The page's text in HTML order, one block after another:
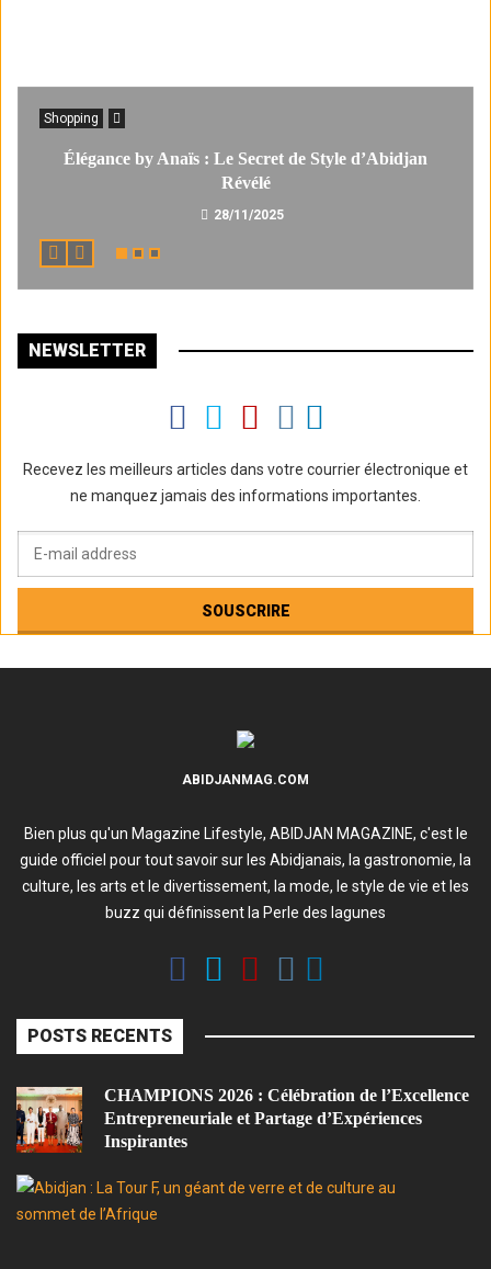
Shopping
Élégance by Anaïs : Le Secret de Style d’Abidjan
Révélé
28/11/2025
NEWSLETTER
Recevez les meilleurs articles dans votre courrier électronique et
ne manquez jamais des informations importantes.
ABIDJANMAG.COM
Bien plus qu'un Magazine Lifestyle, ABIDJAN MAGAZINE, c'est le
guide officiel pour tout savoir sur les Abidjanais, la gastronomie, la
culture, les arts et le divertissement, la mode, le style de vie et les
buzz qui définissent la Perle des lagunes
POSTS RECENTS
CHAMPIONS 2026 : Célébration de l’Excellence
Entrepreneuriale et Partage d’Expériences
Inspirantes